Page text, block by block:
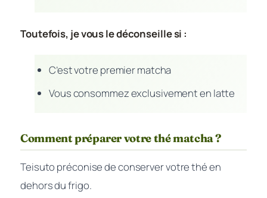
Toutefois, je vous le déconseille si :
C’est votre premier matcha
Vous consommez exclusivement en latte
Comment préparer votre thé matcha ?
Teisuto préconise de conserver votre thé en
dehors du frigo.